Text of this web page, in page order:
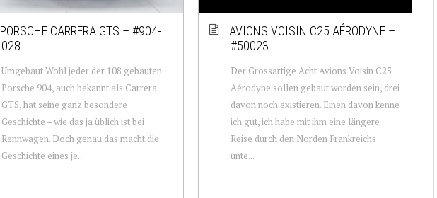
PORSCHE CARRERA GTS – #904-
028
Umgebaut Wohl jeder der 108 gebauten
Porsche 904, auch bekannt als Carrera
GTS, hat seine ganz besondere
Geschichte – wie das ja üblich ist bei
Rennwagen. Doch genau das macht die
Geschichte eines je...
AVIONS VOISIN C25 AÉRODYNE –
#50023
Der Grossartige Acht Avions Voisin C25
Aérodyne sollen gebaut worden sein, drei
davon noch existieren. Einen davon kenne
ich gut, ich habe mit ihm eine längere
Reise durch den Norden Frankreichs
unte...